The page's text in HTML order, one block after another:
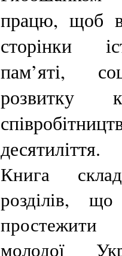
працю, щоб
сторінки
пам’яті,
розвитку
десятиліття.
Книга
розділів,
простежити
молодої